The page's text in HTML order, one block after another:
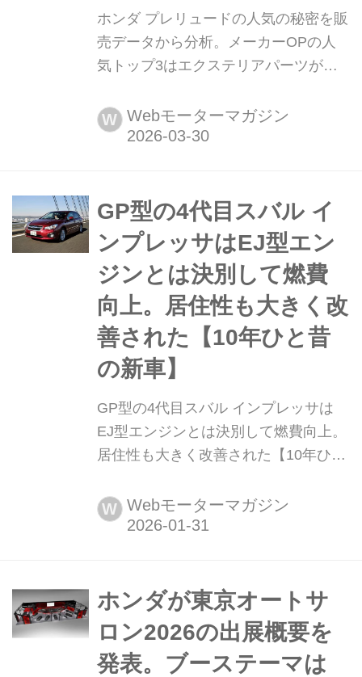
ホンダ プレリュードの人気の秘密を販
売データから分析。メーカーOPの人
気トップ3はエクステリアパーツが独
ャリティカーとして人気を博した「プ
レリュード(PRELUDE)」の名を継承し
販売データなどを基に、その人気動向
などを探ってみたい。
W Webモーターマガジン
GP型の4代目スバル イ
ンプレッサはEJ型エン
ジンとは決別して燃費
向上。居住性も大きく改
善された【10年ひと昔
の新車】
GP型の4代目スバル インプレッサは
EJ型エンジンとは決別して燃費向上。
居住性も大きく改善された【10年ひと
スバル インプレッサの国内仕様が発表
された。4月にニューヨークショーで
ーとなった。「新しい価値の提供」を
コンセプトに登場した4代目はどんな
モデルだったのか。ここでは登場後間
もなく行...
W Webモーターマガジン
ホンダが東京オートサ
ロン2026の出展概要を
発表。ブーステーマは